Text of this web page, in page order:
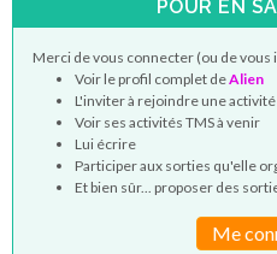
POUR EN
Merci de vous connecter (ou de
Voir le profil complet deAlien
L'inviter à rejoindre une activité
Voir ses activités TMS à venir
Lui écrire
Participer aux sorties qu'elle
Et bien sûr... proposer des
Me